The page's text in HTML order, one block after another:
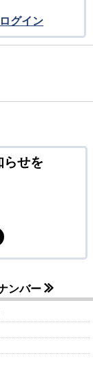
グイン
らせを
ンバー